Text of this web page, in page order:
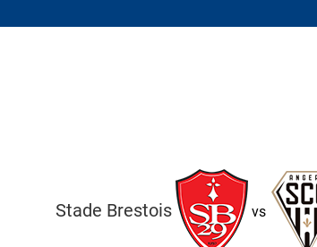
Stade Brestois vs